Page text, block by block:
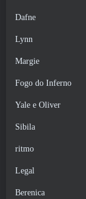
Dafne
Lynn
Margie
Fogo do Inferno
Yale e Oliver
Sibila
ritmo
Legal
Berenica